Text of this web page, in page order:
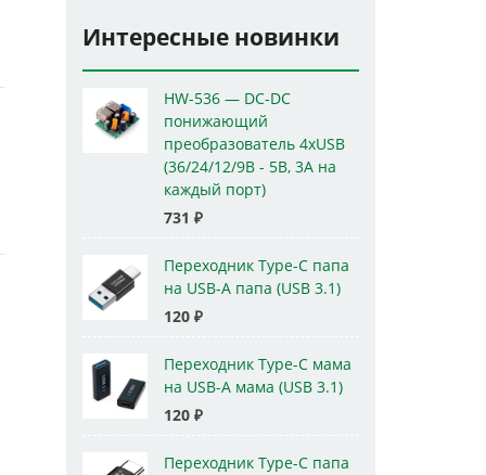
Интересные новинки
HW-536 — DC-DC
понижающий
преобразователь 4xUSB
(36/24/12/9В - 5В, 3А на
каждый порт)
731 ₽
Переходник Type-C папа
на USB-A папа (USB 3.1)
120 ₽
Переходник Type-C мама
на USB-A мама (USB 3.1)
120 ₽
Переходник Type-C папа